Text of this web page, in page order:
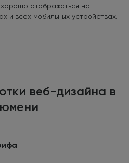
отображаться на
и всех мобильных устройствах.
веб-дизайна в